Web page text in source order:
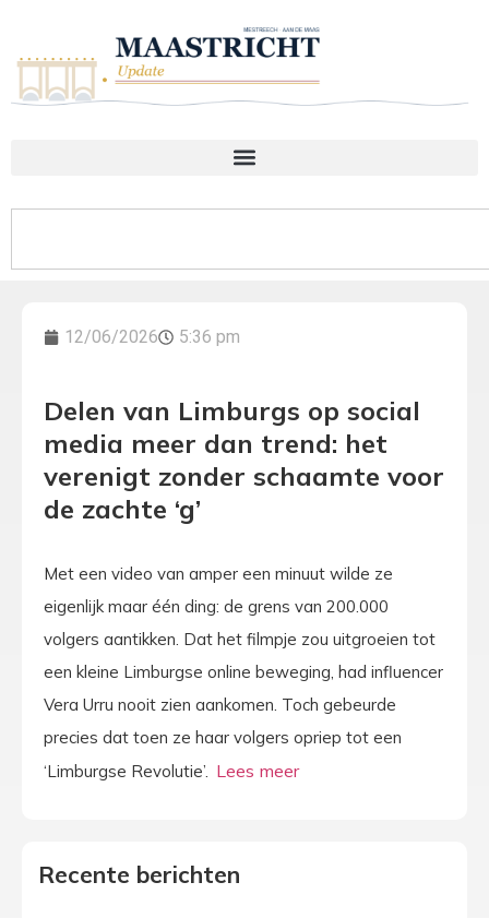
12/06/2026 5:36 pm
Delen van Limburgs op social
media meer dan trend: het
verenigt zonder schaamte voor
de zachte ‘g’
Met een video van amper een minuut wilde ze
eigenlijk maar één ding: de grens van 200.000
volgers aantikken. Dat het filmpje zou uitgroeien tot
een kleine Limburgse online beweging, had influencer
Vera Urru nooit zien aankomen. Toch gebeurde
precies dat toen ze haar volgers opriep tot een
‘Limburgse Revolutie’.
Recente berichten